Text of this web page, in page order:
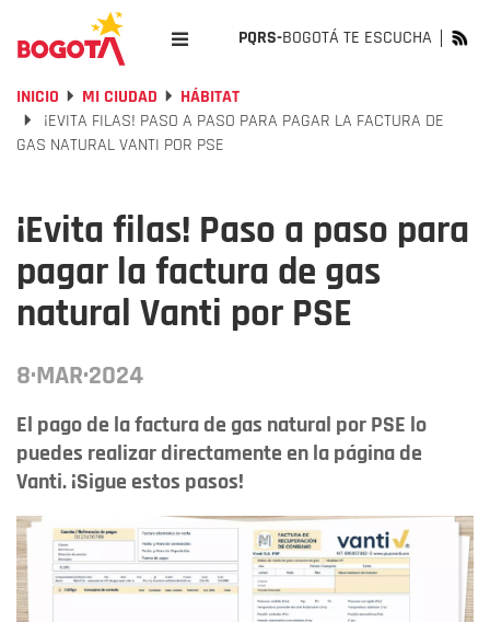
PQRS-BOGOTÁ TE ESCUCHA
INICIO MI CIUDAD
HÁBITAT
¡EVITA FILAS! PASO A PASO PARA PAGAR LA FACTURA DE
GAS NATURAL VANTI POR PSE
¡Evita filas! Paso a paso para
pagar la factura de gas
natural Vanti por PSE
8·MAR·2024
El pago de la factura de gas natural por PSE lo
puedes realizar directamente en la página de
Vanti. ¡Sigue estos pasos!